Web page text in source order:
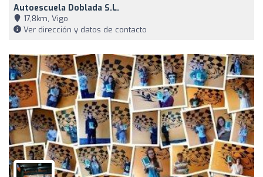
Autoescuela Doblada S.L.
17,8km, Vigo
Ver dirección y datos de contacto